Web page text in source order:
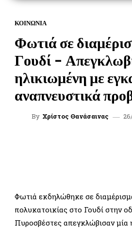
ΚΟΙΝΩΝΙΑ
Φωτιά σε
Γουδί –
ηλικιωμένη με
αναπνευστικά
By Χρίστος Θανάσαινας
Φωτιά εκδηλώθηκε σε
πολυκατοικίας στο Γουδί στην
Πυροσβέστες απεγκλώβισαν μία